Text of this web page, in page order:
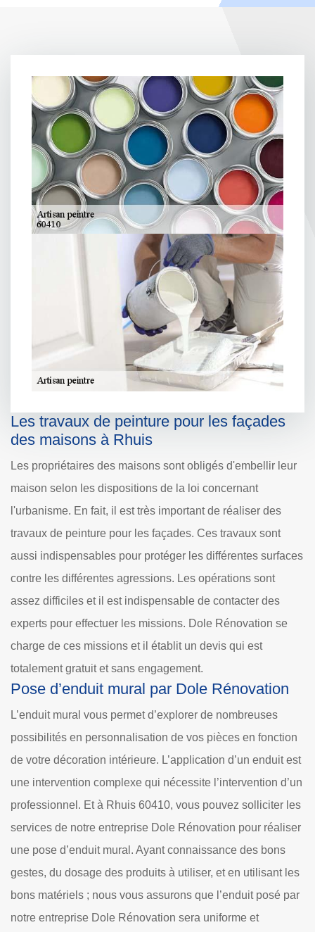
Les travaux de peinture pour les façades
des maisons à Rhuis
Les propriétaires des maisons sont obligés d'embellir leur
maison selon les dispositions de la loi concernant
l'urbanisme. En fait, il est très important de réaliser des
travaux de peinture pour les façades. Ces travaux sont
aussi indispensables pour protéger les différentes surfaces
contre les différentes agressions. Les opérations sont
assez difficiles et il est indispensable de contacter des
experts pour effectuer les missions. Dole Rénovation se
charge de ces missions et il établit un devis qui est
totalement gratuit et sans engagement.
Pose d’enduit mural par Dole Rénovation
L’enduit mural vous permet d’explorer de nombreuses
possibilités en personnalisation de vos pièces en fonction
de votre décoration intérieure. L’application d’un enduit est
une intervention complexe qui nécessite l’intervention d’un
professionnel. Et à Rhuis 60410, vous pouvez solliciter les
services de notre entreprise Dole Rénovation pour réaliser
une pose d’enduit mural. Ayant connaissance des bons
gestes, du dosage des produits à utiliser, et en utilisant les
bons matériels ; nous vous assurons que l’enduit posé par
notre entreprise Dole Rénovation sera uniforme et